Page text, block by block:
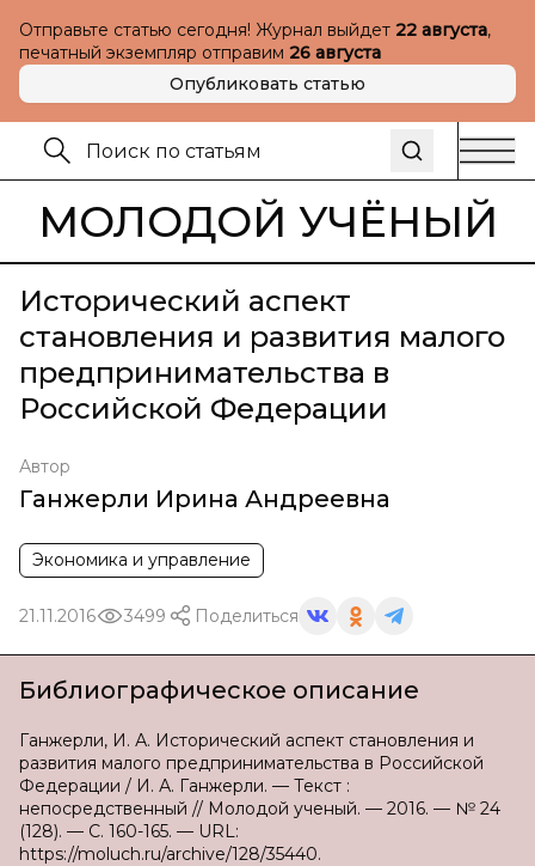
Отправьте статью сегодня! Журнал выйдет 22 августа,
печатный экземпляр отправим 26 августа
Опубликовать статью
МОЛОДОЙ УЧЁНЫЙ
Исторический аспект
становления и развития малого
предпринимательства в
Российской Федерации
Автор
Ганжерли Ирина Андреевна
Экономика и управление
21.11.2016 3499 Поделиться
Библиографическое описание
Ганжерли, И. А. Исторический аспект становления и
развития малого предпринимательства в Российской
Федерации / И. А. Ганжерли. — Текст :
непосредственный // Молодой ученый. — 2016. — № 24
(128). — С. 160-165. — URL:
https://moluch.ru/archive/128/35440.